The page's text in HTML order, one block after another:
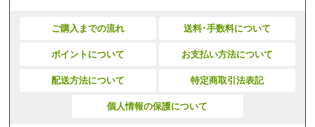
ご購入までの流れ 送料･手数料について
ポイントについて お支払い方法について
配送方法について 特定商取引法表記
個人情報の保護について